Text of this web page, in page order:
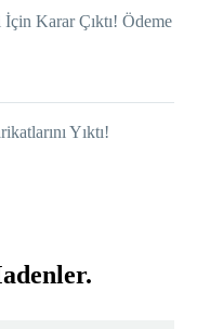
Karar Çıktı! Ödeme
Yıktı!